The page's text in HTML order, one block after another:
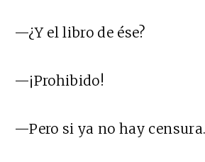
—¿Y el libro de ése?
—¡Prohibido!
—Pero si ya no hay censura.